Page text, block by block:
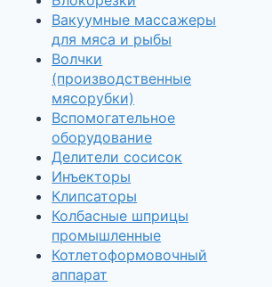
Вакуумные массажеры
для мяса и рыбы
Волчки
(производственные
мясорубки)
Вспомогательное
оборудование
Делители сосисок
Инъекторы
Клипсаторы
Колбасные шприцы
промышленные
Котлетоформовочный
аппарат